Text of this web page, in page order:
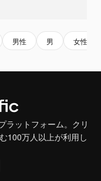
男性 男 女性
ラットフォーム。クリ
100万人以上が利用し